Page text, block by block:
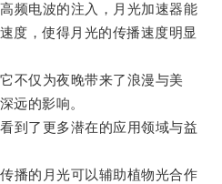
电波的注入，月光加速器能
度，使得月光的传播速度明显
仅为夜晚带来了浪漫与美
远的影响。
了更多潜在的应用领域与益
的月光可以辅助植物光合作